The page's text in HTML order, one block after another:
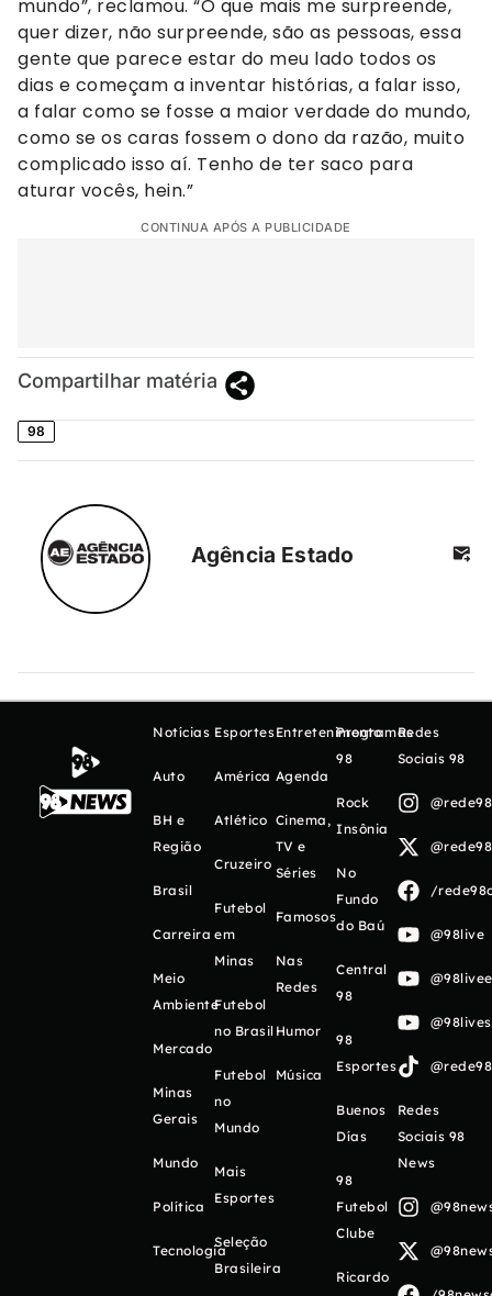
mundo”, reclamou. “O que mais me surpreende,
quer dizer, não surpreende, são as pessoas, essa
gente que parece estar do meu lado todos os
dias e começam a inventar histórias, a falar isso,
a falar como se fosse a maior verdade do mundo,
como se os caras fossem o dono da razão, muito
complicado isso aí. Tenho de ter saco para
aturar vocês, hein.”
CONTINUA APÓS A PUBLICIDADE
Compartilhar matéria
98
Agência Estado
Notícias
Auto
BH e
Região
Brasil
Carreira
Meio
Ambiente
Mercado
Minas
Gerais
Mundo
Política
Tecnologia
Esportes
América
Atlético
Cruzeiro
Futebol
em
Minas
Futebol
no Brasil
Futebol
no
Mundo
Mais
Esportes
Seleção
Brasileira
Entretenimento
Agenda
Cinema,
TV e
Séries
Famosos
Nas
Redes
Humor
Música
Programas
98
Rock
Insônia
No
Fundo
do Baú
Central
98
98
Esportes
Buenos
Días
98
Futebol
Clube
Ricardo
Redes
Sociais 98
/
@98live
Redes
Sociais 98
News